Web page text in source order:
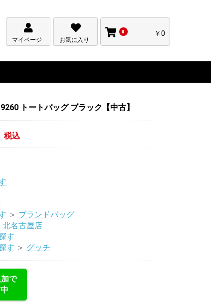
マイページ お気に入り
0 ￥0
トートバッグ ブラック【中古】
税込
＞ ブランドバッグ
北名古屋店
す
す ＞ グッチ
で